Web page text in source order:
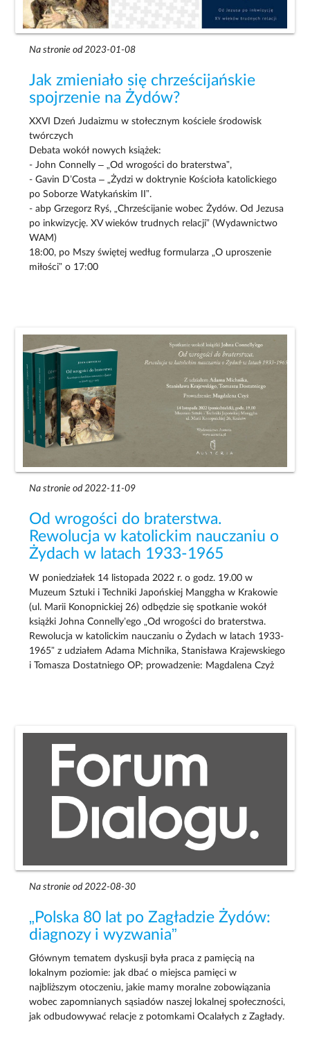
Na stronie od 2023-01-08
Jak zmieniało się chrześcijańskie
spojrzenie na Żydów?
XXVI Dzeń Judaizmu w stołecznym kościele środowisk
twórczych
Debata wokół nowych książek:
- John Connelly – „Od wrogości do braterstwa”,
- Gavin D’Costa – „Żydzi w doktrynie Kościoła katolickiego
po Soborze Watykańskim II”.
- abp Grzegorz Ryś, „Chrześcijanie wobec Żydów. Od Jezusa
po inkwizycję. XV wieków trudnych relacji” (Wydawnictwo
WAM)
18:00, po Mszy świętej według formularza „O uproszenie
miłości” o 17:00
Na stronie od 2022-11-09
Od wrogości do braterstwa.
Rewolucja w katolickim nauczaniu o
Żydach w latach 1933-1965
W poniedziałek 14 listopada 2022 r. o godz. 19.00 w
Muzeum Sztuki i Techniki Japońskiej Manggha w Krakowie
(ul. Marii Konopnickiej 26) odbędzie się spotkanie wokół
książki Johna Connelly’ego „Od wrogości do braterstwa.
Rewolucja w katolickim nauczaniu o Żydach w latach 1933-
1965” z udziałem Adama Michnika, Stanisława Krajewskiego
i Tomasza Dostatniego OP; prowadzenie: Magdalena Czyż
Na stronie od 2022-08-30
„Polska 80 lat po Zagładzie Żydów:
diagnozy i wyzwania”
Głównym tematem dyskusji była praca z pamięcią na
lokalnym poziomie: jak dbać o miejsca pamięci w
najbliższym otoczeniu, jakie mamy moralne zobowiązania
wobec zapomnianych sąsiadów naszej lokalnej społeczności,
jak odbudowywać relacje z potomkami Ocalałych z Zagłady.